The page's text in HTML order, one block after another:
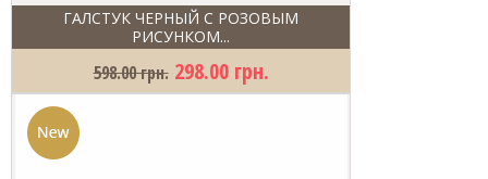
ГАЛСТУК ЧЕРНЫЙ С РОЗОВЫМ
РИСУНКОМ...
598.00 грн. 298.00 грн.